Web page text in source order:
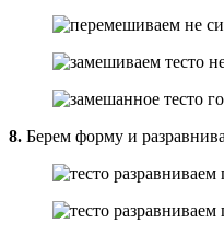
8. Берем форму и